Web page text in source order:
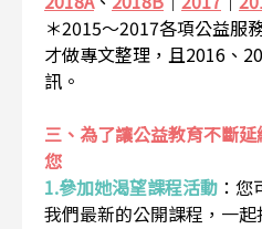
＊2015～2017各項公益服
才做專文整理，且2016、
訊。
三、為了讓公益教育不斷
您
1.參加她渴望課程活動 ： 您
我們最新的公開課程，一起